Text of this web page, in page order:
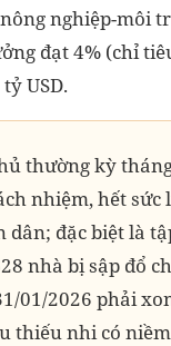
nghiệp-môi
đạt 4% (chỉ
USD.
thường kỳ
nhiệm, hết
đặc biệt là
nhà bị sập đổ
01/2026 phải
thiếu nhi có